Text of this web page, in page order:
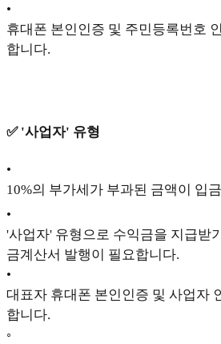
•
휴대폰 본인인증 및 주민등록번호
합니다.
✅ '사업자' 유형
•
10%의 부가세가 부과된 금액이 입
•
'사업자' 유형으로 수익금을 지급받
금계산서 발행이 필요합니다.
•
대표자 휴대폰 본인인증 및 사업자
합니다.
◦